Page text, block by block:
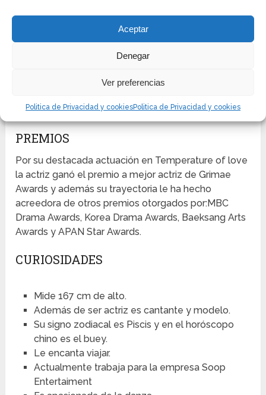
Aceptar
Denegar
Ver preferencias
Politica de Privacidad y cookiesPolitica de Privacidad y cookies
Because I love you y The peach tree.
VIDEOS MUSICALES
de su vida a la música e incluso fue vocalista de una
Seon young Eun y 4Tomorrow.
PREMIOS
Por su destacada actuación en Temperature of love
la actriz ganó el premio a mejor actriz de Grimae
Awards y además su trayectoria le ha hecho
acreedora de otros premios otorgados por:MBC
Drama Awards, Korea Drama Awards, Baeksang Arts
Awards y APAN Star Awards.
CURIOSIDADES
Mide 167 cm de alto.
Además de ser actriz es cantante y modelo.
Su signo zodiacal es Piscis y en el horóscopo
chino es el buey.
Le encanta viajar.
Actualmente trabaja para la empresa Soop
Entertaiment